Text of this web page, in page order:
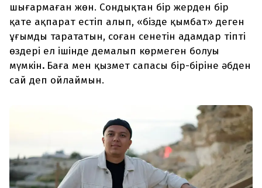
шығармаған жөн. Сондықтан бір жерден бір
қате ақпарат естіп алып, «бізде қымбат» деген
ұғымды тарататын, соған сенетін адамдар тіпті
өздері ел ішінде демалып көрмеген болуы
мүмкін. Баға мен қызмет сапасы бір-біріне әбден
сай деп ойлаймын.